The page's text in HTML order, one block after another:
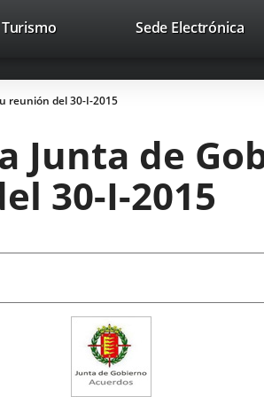
Trabaja con nosotros Contacto
TurismoThis
open
in
up
window.
Sede ElectrónicaLink
reunión del 30-I-2015
Junta de
30-I-2015